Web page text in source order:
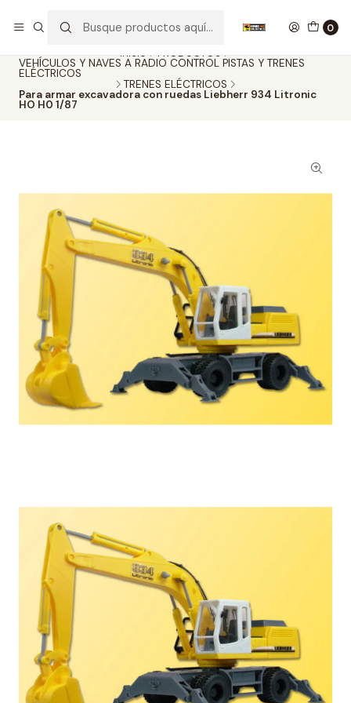
0
Inicio PRODUCTOS
VEHÍCULOS Y NAVES A RADIO CONTROL PISTAS Y TRENES
ELÉCTRICOS
TRENES ELÉCTRICOS
Para armar excavadora con ruedas Liebherr 934 Litronic
HO H0 1/87